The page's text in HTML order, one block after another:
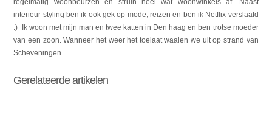
regelmatig woonbeurzen en struin heel wat woonwinkels af. Naast
interieur styling ben ik ook gek op mode, reizen en ben ik Netflix verslaafd
:) Ik woon met mijn man en twee katten in Den haag en ben trotse moeder
van een zoon. Wanneer het weer het toelaat waaien we uit op strand van
Scheveningen.
Gerelateerde artikelen